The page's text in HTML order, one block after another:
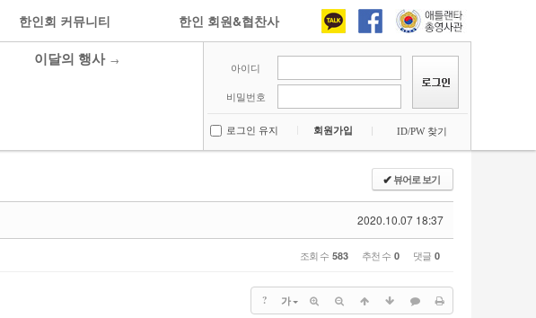
한인회 커뮤니티 한인 회원&협찬사
아이디
비밀번호
로그인 유지 회원가입 ID/PW 찾기
이달의 행사 →
✔뷰어로 보기
2020.10.07 18:37
조회 수 583 추천 수 0 댓글 0
? 가